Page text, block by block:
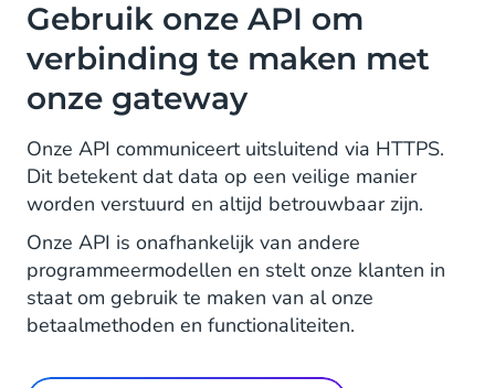
Gebruik onze API om
verbinding te maken met
onze gateway
Onze API communiceert uitsluitend via HTTPS.
Dit betekent dat data op een veilige manier
worden verstuurd en altijd betrouwbaar zijn.
Onze API is onafhankelijk van andere
programmeermodellen en stelt onze klanten in
staat om gebruik te maken van al onze
betaalmethoden en functionaliteiten.